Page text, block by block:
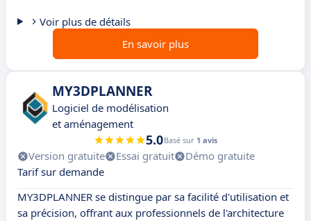
Voir plus de détails
En savoir plus
MY3DPLANNER
Logiciel de modélisation
et aménagement
5.0Basé sur 1 avis
Version gratuite Essai gratuit
Démo gratuite
Tarif sur demande
MY3DPLANNER se distingue par sa facilité d'utilisation et
sa précision, offrant aux professionnels de l'architecture